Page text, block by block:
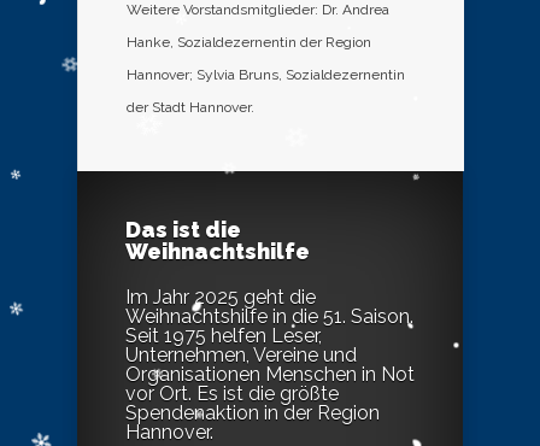
Weitere Vorstandsmitglieder: Dr. Andrea
Hanke, Sozialdezernentin der Region
Hannover; Sylvia Bruns, Sozialdezernentin
der Stadt Hannover.
Das ist die
Weihnachtshilfe
Im Jahr 2025 geht die
Weihnachtshilfe in die 51. Saison.
Seit 1975 helfen Leser,
Unternehmen, Vereine und
Organisationen Menschen in Not
vor Ort. Es ist die größte
Spendenaktion in der Region
Hannover.